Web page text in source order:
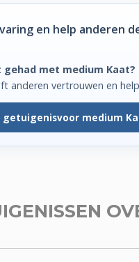
en help anderen
gehad met medium Kaat?
anderen vertrouwen en
voor medium